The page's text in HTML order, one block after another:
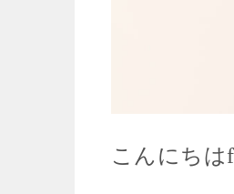
こんにちは